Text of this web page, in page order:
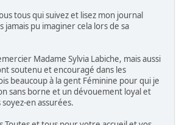
tous qui suivez et lisez mon journal
jamais pu imaginer cela lors de sa
Madame Sylvia Labiche, mais aussi
soutenu et encouragé dans les
beaucoup à la gent Féminine pour qui je
sans borne et un dévouement loyal et
en assurées.